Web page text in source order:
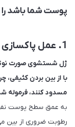
پوست شما باشد
1. عمل پاکسازی عمیق
ژل شستشوی صورت
با از بین بردن کثیفی،
مسدود کنند، فرموله
به عمق سطح پوست
رطوبت ضروری از بین